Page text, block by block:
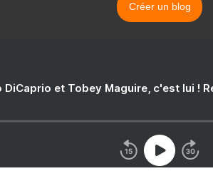
Créer un blog
DiCaprio et Tobey Maguire, c'est lui !